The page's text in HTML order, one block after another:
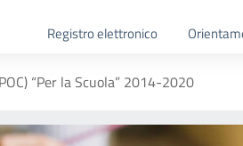
Registro elettronico
“Per la Scuola” 2014-2020